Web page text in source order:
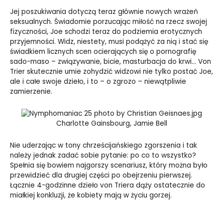
Jej poszukiwania dotyczą teraz głównie nowych wrażeń
seksualnych. Świadomie porzucając miłość na rzecz swojej
fizyczności, Joe schodzi teraz do podziemia erotycznych
przyjemności. Widz, niestety, musi podążyć za nią i stać się
świadkiem licznych scen ocierających się o pornografię
sado-maso – związywanie, bicie, masturbacja do krwi… Von
Trier skutecznie umie zohydzić widzowi nie tylko postać Joe,
ale i całe swoje dzieło, i to – o zgrozo – niewątpliwie
zamierzenie.
Charlotte Gainsbourg, Jamie Bell
Nie uderzając w tony chrześcijańskiego zgorszenia i tak
należy jednak zadać sobie pytanie: po co to wszystko?
Spełnia się bowiem najgorszy scenariusz, który można było
przewidzieć dla drugiej części po obejrzeniu pierwszej.
Łącznie 4-godzinne dzieło von Triera dąży ostatecznie do
miałkiej konkluzji, że kobiety mają w życiu gorzej.